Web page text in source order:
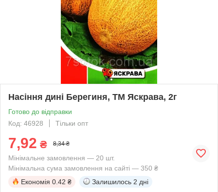
Насіння дині Берегиня, ТМ Яскрава, 2г
Готово до відправки
Код: 46928
Тільки опт
7,92 ₴ 8,34 ₴
Мінімальне замовлення — 20 шт.
Мінімальна сума замовлення на сайті — 350 ₴
Економія 0.42 ₴ Залишилось 2 дні